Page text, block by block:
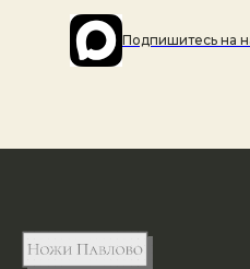
Подпишитесь на